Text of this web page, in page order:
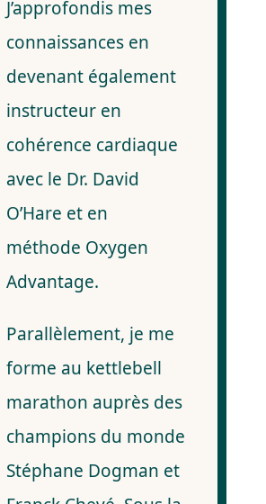
J’approfondis mes
connaissances en
devenant également
instructeur en
cohérence cardiaque
avec le Dr. David
O’Hare et en
méthode Oxygen
Advantage.
Parallèlement, je me
forme au kettlebell
marathon auprès des
champions du monde
Stéphane Dogman et